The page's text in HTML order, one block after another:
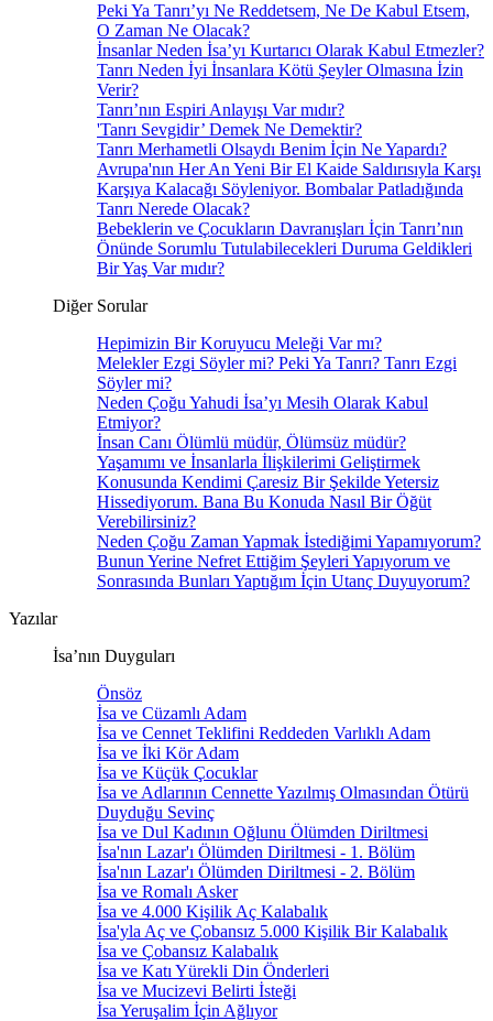
Peki Ya Tanrı’yı Ne Reddetsem, Ne De Kabul Etsem,
O Zaman Ne Olacak?
İnsanlar Neden İsa’yı Kurtarıcı Olarak Kabul Etmezler?
Tanrı Neden İyi İnsanlara Kötü Şeyler Olmasına İzin
Verir?
Tanrı’nın Espiri Anlayışı Var mıdır?
'Tanrı Sevgidir’ Demek Ne Demektir?
Tanrı Merhametli Olsaydı Benim İçin Ne Yapardı?
Avrupa'nın Her An Yeni Bir El Kaide Saldırısıyla Karşı
Karşıya Kalacağı Söyleniyor. Bombalar Patladığında
Tanrı Nerede Olacak?
Bebeklerin ve Çocukların Davranışları İçin Tanrı’nın
Önünde Sorumlu Tutulabilecekleri Duruma Geldikleri
Bir Yaş Var mıdır?
Diğer Sorular
Hepimizin Bir Koruyucu Meleği Var mı?
Melekler Ezgi Söyler mi? Peki Ya Tanrı? Tanrı Ezgi
Söyler mi?
Neden Çoğu Yahudi İsa’yı Mesih Olarak Kabul
Etmiyor?
İnsan Canı Ölümlü müdür, Ölümsüz müdür?
Yaşamımı ve İnsanlarla İlişkilerimi Geliştirmek
Konusunda Kendimi Çaresiz Bir Şekilde Yetersiz
Hissediyorum. Bana Bu Konuda Nasıl Bir Öğüt
Verebilirsiniz?
Neden Çoğu Zaman Yapmak İstediğimi Yapamıyorum?
Bunun Yerine Nefret Ettiğim Şeyleri Yapıyorum ve
Sonrasında Bunları Yaptığım İçin Utanç Duyuyorum?
Yazılar
İsa’nın Duyguları
Önsöz
İsa ve Cüzamlı Adam
İsa ve Cennet Teklifini Reddeden Varlıklı Adam
İsa ve İki Kör Adam
İsa ve Küçük Çocuklar
İsa ve Adlarının Cennette Yazılmış Olmasından Ötürü
Duyduğu Sevinç
İsa ve Dul Kadının Oğlunu Ölümden Diriltmesi
İsa'nın Lazar'ı Ölümden Diriltmesi - 1. Bölüm
İsa'nın Lazar'ı Ölümden Diriltmesi - 2. Bölüm
İsa ve Romalı Asker
İsa ve 4.000 Kişilik Aç Kalabalık
İsa'yla Aç ve Çobansız 5.000 Kişilik Bir Kalabalık
İsa ve Çobansız Kalabalık
İsa ve Katı Yürekli Din Önderleri
İsa ve Mucizevi Belirti İsteği
İsa Yeruşalim İçin Ağlıyor